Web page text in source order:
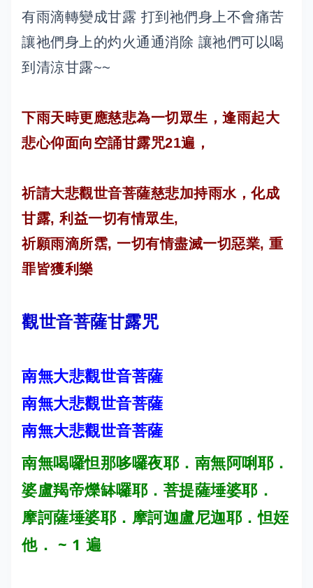
有雨滴轉變成甘露 打到祂們身上不會痛苦
讓祂們身上的灼火通通消除 讓祂們可以喝
到清涼甘露~~
下雨天時更應慈悲為一切眾生，逢雨起大
悲心仰面向空誦甘露咒21遍，
祈請大悲觀世音菩薩慈悲加持雨水，化成
甘露, 利益一切有情眾生,
祈願雨滴所霑, 一切有情盡滅一切惡業, 重
罪皆獲利樂
觀世音菩薩甘露咒
南無大悲觀世音菩薩
南無大悲觀世音菩薩
南無大悲觀世音菩薩
南無喝囉怛那哆囉夜耶． 南無阿唎耶．
婆盧羯帝爍缽囉耶． 菩提薩埵婆耶．
摩訶薩埵婆耶． 摩訶迦盧尼迦耶．怛姪
他． ~ 1 遍